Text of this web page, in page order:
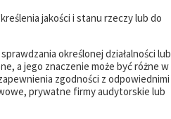
jakości i stanu rzeczy lub do
określonej działalności lub
a jego znaczenie może być różne w
zgodności z odpowiednimi
prywatne firmy audytorskie lub